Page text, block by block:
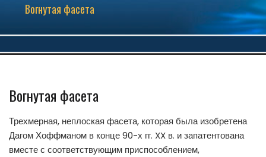
Вогнутая фасета
Вогнутая фасета
Трехмерная, неплоская фасета, которая была изобретена
Дагом Хоффманом в конце 90-х гг. XX в. и запатентована
вместе с соответствующим приспособлением,